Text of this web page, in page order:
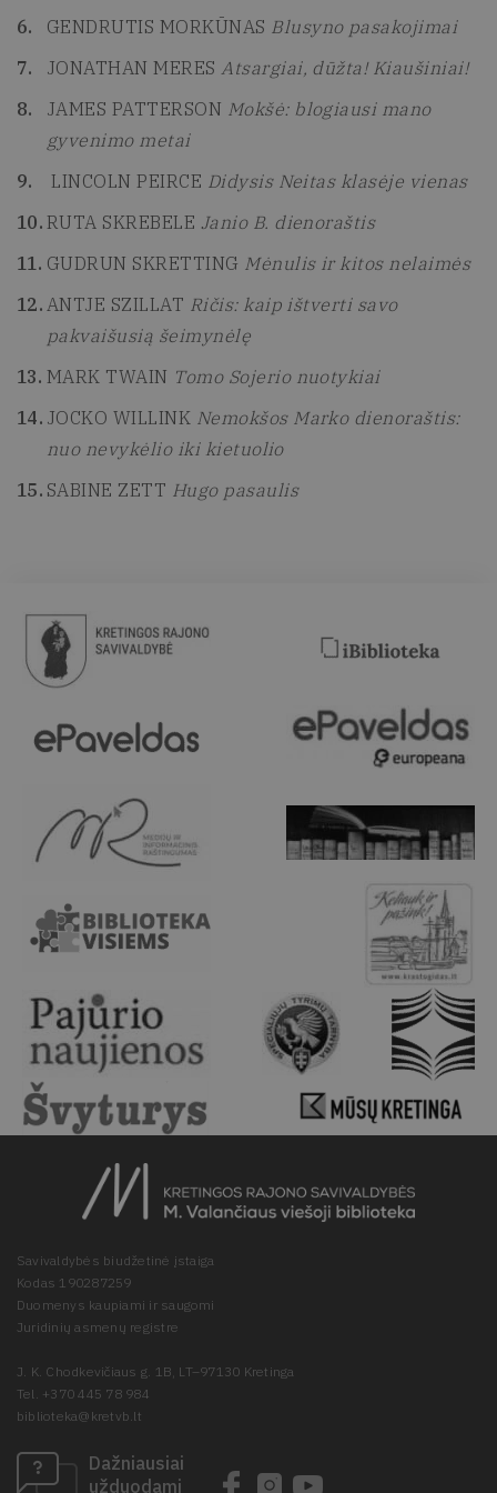
GENDRUTIS MORKŪNAS Blusyno pasakojimai
JONATHAN MERES Atsargiai, dūžta! Kiaušiniai!
JAMES PATTERSON Mokšė: blogiausi mano
gyvenimo metai
LINCOLN PEIRCE Didysis Neitas klasėje vienas
RUTA SKREBELE Janio B. dienoraštis
GUDRUN SKRETTING Mėnulis ir kitos nelaimės
ANTJE SZILLAT Ričis: kaip ištverti savo
pakvaišusią šeimynėlę
MARK TWAIN Tomo Sojerio nuotykiai
JOCKO WILLINK Nemokšos Marko dienoraštis:
nuo nevykėlio iki kietuolio
SABINE ZETT Hugo pasaulis
Savivaldybės biudžetinė įstaiga
Kodas 190287259
Duomenys kaupiami ir saugomi
Juridinių asmenų registre
J. K. Chodkevičiaus g. 1B, LT–97130 Kretinga
Tel. +370 445 78 984
biblioteka@kretvb.lt
Dažniausiai
užduodami